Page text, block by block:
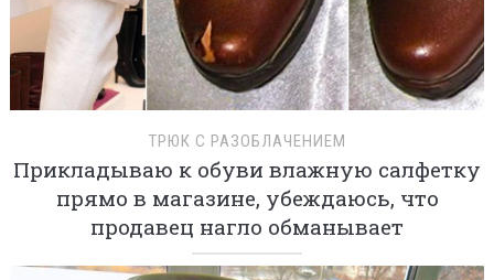
ТРЮК С РАЗОБЛАЧЕНИЕМ
Прикладываю к обуви влажную салфетку
прямо в магазине, убеждаюсь, что
продавец нагло обманывает